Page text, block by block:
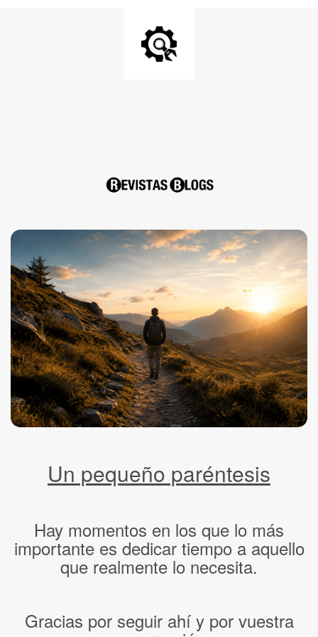
Un pequeño paréntesis
Hay momentos en los que lo más
importante es dedicar tiempo a aquello
que realmente lo necesita.
Gracias por seguir ahí y por vuestra